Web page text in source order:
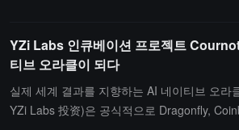
로 재배치했습니다. 블록(Block)은 4000명을
원 수를 거의 절반으로 줄여 AI 도구가 가져오
적응하고 있습니다.또한, 시스코(4000명), 인
안(1600명), 클라우드플레어(1100명), 스냅
승했습니다.
YZi Labs 인큐베이션 프로젝트
티브 오라클이 되다
실제 세계 결과를 지향하는 AI 네이티브 오라
YZi Labs 投资)은 공식적으로 Dragonfly,